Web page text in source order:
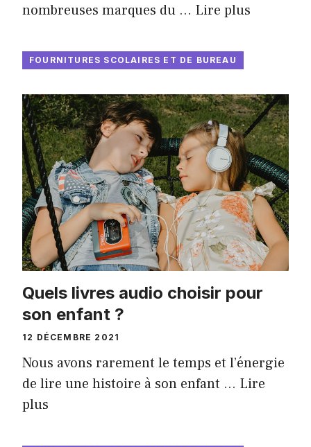
nombreuses marques du … Lire plus
FOURNITURES SCOLAIRES ET DE BUREAU
Quels livres audio choisir pour
son enfant ?
12 DÉCEMBRE 2021
Nous avons rarement le temps et l’énergie
de lire une histoire à son enfant … Lire
plus